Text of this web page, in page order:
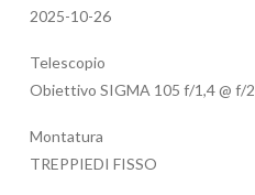
2025-10-26
Telescopio
Obiettivo SIGMA 105 f/1,4 @ f/2
Montatura
TREPPIEDI FISSO